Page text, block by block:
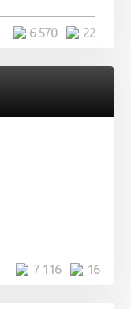
22
6 570
16
7 116